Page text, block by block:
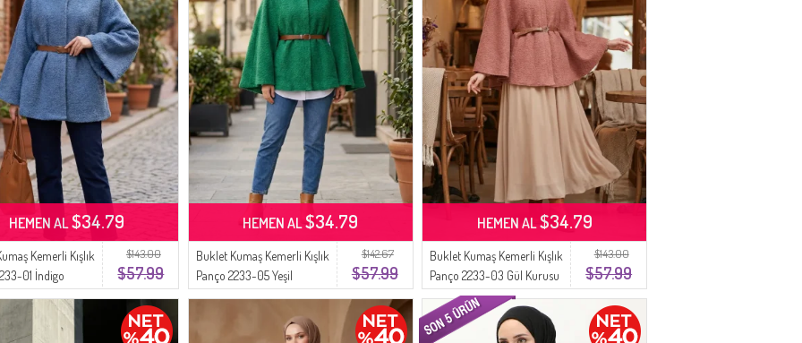
$143.00
$57.99
Kemerli Kışlık
01 İndigo
HEMEN AL$34.79
$142.67
$57.99
Buklet Kumaş Kemerli Kışlık
Panço 2233-05 Yeşil
HEMEN AL$34.79
$143.00
$57.99
Buklet Kumaş Kemerli Kışlık
Panço 2233-03 Gül Kurusu
HEMEN AL$34.79